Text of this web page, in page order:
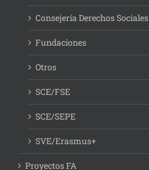
Consejería Derechos Sociales
Fundaciones
Otros
SCE/FSE
SCE/SEPE
SVE/Erasmus+
Proyectos FA